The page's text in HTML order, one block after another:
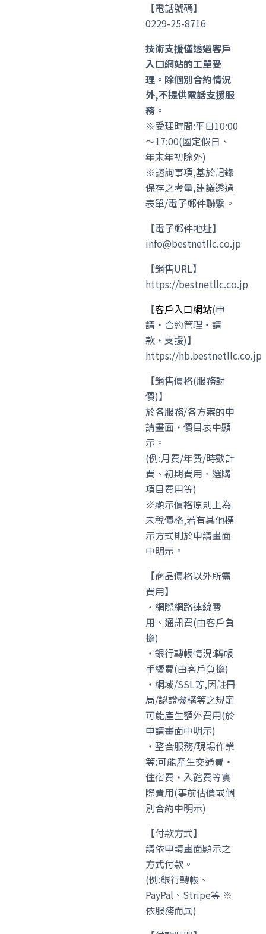
【電話號碼】
0229-25-8716
技術支援僅透過客戶
入口網站的工單受
理。除個別合約情況
外,不提供電話支援服
務。
※受理時間:平日10:00
〜17:00(國定假日、
年末年初除外)
※諮詢事項,基於記錄
保存之考量,建議透過
表單/電子郵件聯繫。
【電子郵件地址】
info@bestnetllc.co.jp
【銷售URL】
https://bestnetllc.co.jp
【客戶入口網站(申
請・合約管理・請
款・支援)】
https://hb.bestnetllc.co.jp
【銷售價格(服務對
價)】
於各服務/各方案的申
請畫面・價目表中顯
示。
(例:月費/年費/時數計
費、初期費用、選購
項目費用等)
※顯示價格原則上為
未稅價格,若有其他標
示方式則於申請畫面
中明示。
【商品價格以外所需
費用】
・網際網路連線費
用、通訊費(由客戶負
擔)
・銀行轉帳情況:轉帳
手續費(由客戶負擔)
・網域/SSL等,因註冊
局/認證機構等之規定
可能產生額外費用(於
申請畫面中明示)
・整合服務/現場作業
等:可能產生交通費・
住宿費・入館費等實
際費用(事前估價或個
別合約中明示)
【付款方式】
請依申請畫面顯示之
方式付款。
(例:銀行轉帳、
PayPal、Stripe等 ※
依服務而異)